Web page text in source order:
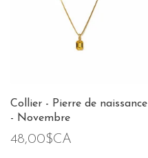
Collier - Pierre de naissance
- Novembre
48,00$CA